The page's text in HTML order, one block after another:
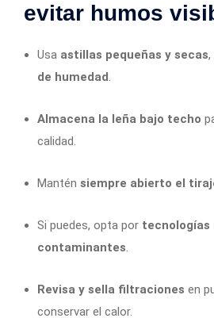
evitar humos
Usa astillas pequeñas y secas,
de humedad.
Almacena la leña bajo techo
calidad.
Mantén siempre abierto el
Si puedes, opta por tecnologías
contaminantes.
Revisa y sella filtraciones en
conservar el calor.